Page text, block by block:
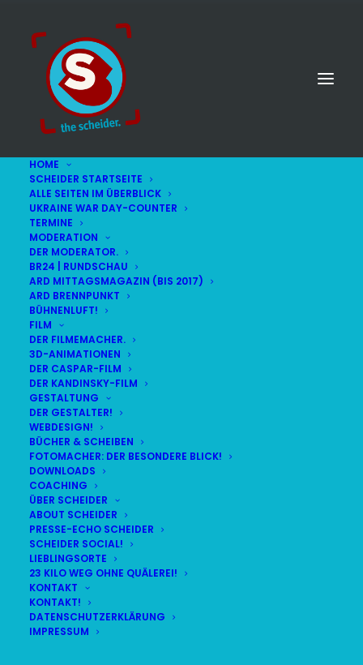
HOME
SCHEIDER STARTSEITE
ALLE SEITEN IM ÜBERBLICK
UKRAINE WAR DAY-COUNTER
TERMINE
MODERATION
DER MODERATOR.
BR24 | RUNDSCHAU
ARD MITTAGSMAGAZIN (BIS 2017)
ARD BRENNPUNKT
BÜHNENLUFT!
FILM
DER FILMEMACHER.
3D-ANIMATIONEN
DER CASPAR-FILM
DER KANDINSKY-FILM
GESTALTUNG
DER GESTALTER!
WEBDESIGN!
BÜCHER & SCHEIBEN
FOTOMACHER: DER BESONDERE BLICK!
DOWNLOADS
COACHING
ÜBER SCHEIDER
ABOUT SCHEIDER
PRESSE-ECHO SCHEIDER
SCHEIDER SOCIAL!
LIEBLINGSORTE
23 KILO WEG OHNE QUÄLEREI!
KONTAKT
KONTAKT!
DATENSCHUTZERKLÄRUNG
IMPRESSUM
© STEFAN SCHEIDER
LIVE(alle Termine
DEMNÄCHST:
SA
08
AUG
BR24 | 18.30 UHR
BR MÜNCHEN FREIMANN
HAUPTMENÜ